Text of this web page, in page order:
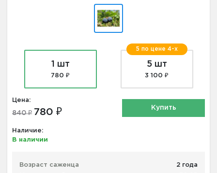
1 шт
780 ₽
5 по цене 4-х
5 шт
3 100 ₽
Цена:
840 ₽ 780 ₽
Наличие:
В наличии
Купить
Возраст саженца 2 года